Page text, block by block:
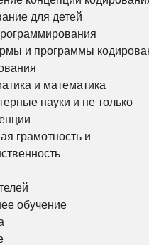
для детей
и программы
и математика
науки и не только
грамотность и
обучение